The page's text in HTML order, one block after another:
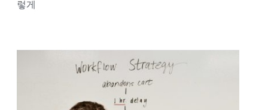
렇게